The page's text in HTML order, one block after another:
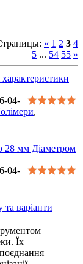
: « 1 2 3 4
5 ... 54 55 »
характеристики
04-
,
28 мм Діаметром
04-
варіанти
Їх